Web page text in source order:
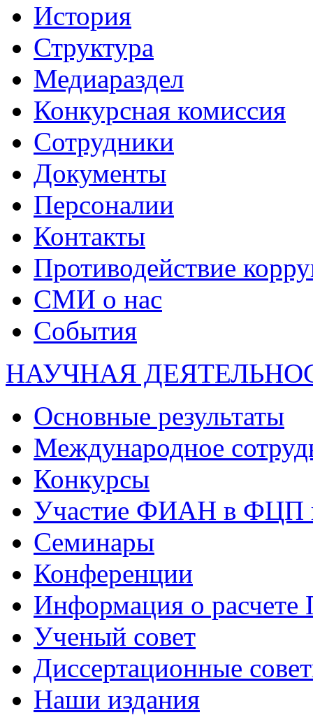
История
Структура
Медиараздел
Конкурсная комиссия
Сотрудники
Документы
Персоналии
Контакты
Противодействие
СМИ о нас
События
НАУЧНАЯ
Основные результаты
Международное
Конкурсы
Участие ФИАН в ФЦП
Семинары
Конференции
Информация о
Ученый совет
Диссертационные
Наши издания